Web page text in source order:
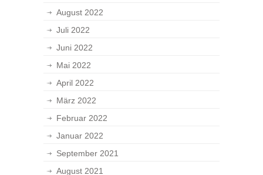
August 2022
Juli 2022
Juni 2022
Mai 2022
April 2022
März 2022
Februar 2022
Januar 2022
September 2021
August 2021